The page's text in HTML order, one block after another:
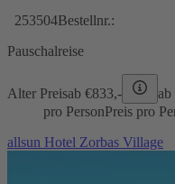
253504Bestellnr.:
Pauschalreise
Alter Preisab €833,- ab
pro PersonPreis pro
allsun Hotel Zorbas Village